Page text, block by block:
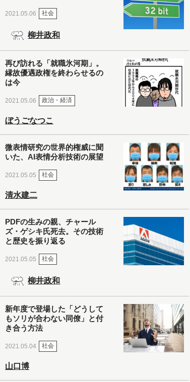
2021.05.06 社会
柳井政和
再び訪れる「就職氷河期」。
縁故優遇政権を終わらせるの
は今
2021.05.06 政治・経済
ぼうごなつこ
微表情研究の世界的権威に聞
いた、AI表情分析技術の展望
2021.05.05 社会
清水建二
PDFの生みの親、チャール
ズ・ゲシキ氏死去。その技術
と歴史を振り返る
2021.05.05 社会
柳井政和
新年度で登場した「どうして
もソリが合わない同僚」と付
き合う方法
2021.05.04 社会
山口博